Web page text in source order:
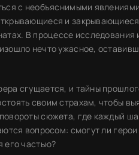
с необъяснимыми
и
В процессе исследования
нечто ужасное,
сгущается, и тайны
своим страхам, чтобы
сюжета, где каждый
вопросом: смогут ли
его частью?